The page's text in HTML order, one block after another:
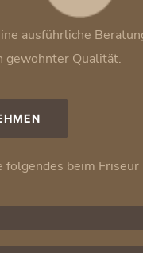
ausführliche
gewohnter Qualität.
beim Friseur